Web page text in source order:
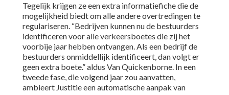
Tegelijk krijgen ze een extra informatiefiche die de
mogelijkheid biedt om alle andere overtredingen te
regulariseren. “Bedrijven kunnen nu de bestuurders
identificeren voor alle verkeersboetes die zij het
voorbije jaar hebben ontvangen. Als een bedrijf de
bestuurders onmiddellijk identificeert, dan volgt er
geen extra boete.” aldus Van Quickenborne. In een
tweede fase, die volgend jaar zou aanvatten,
ambieert Justitie een automatische aanpak van